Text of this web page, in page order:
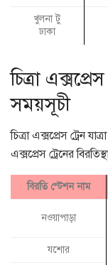
খুলনা টু
ঢাকা
চিত্রা
সময়সূচী
চিত্রা এক্সপ্রেস ট্রেন
এক্সপ্রেস ট্রেনের
বিরতি স্টেশন নাম
নওয়াপাড়া
যশোর